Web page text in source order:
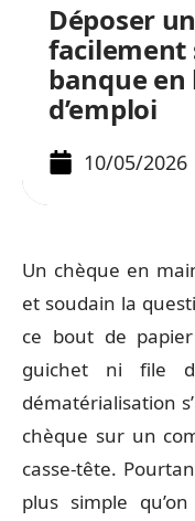
Déposer
facilement
banque en
d’emploi
10/05/2026
Un chèque en
et soudain la
ce bout de
guichet ni file
dématérialisation
chèque sur un
casse-tête.
plus simple